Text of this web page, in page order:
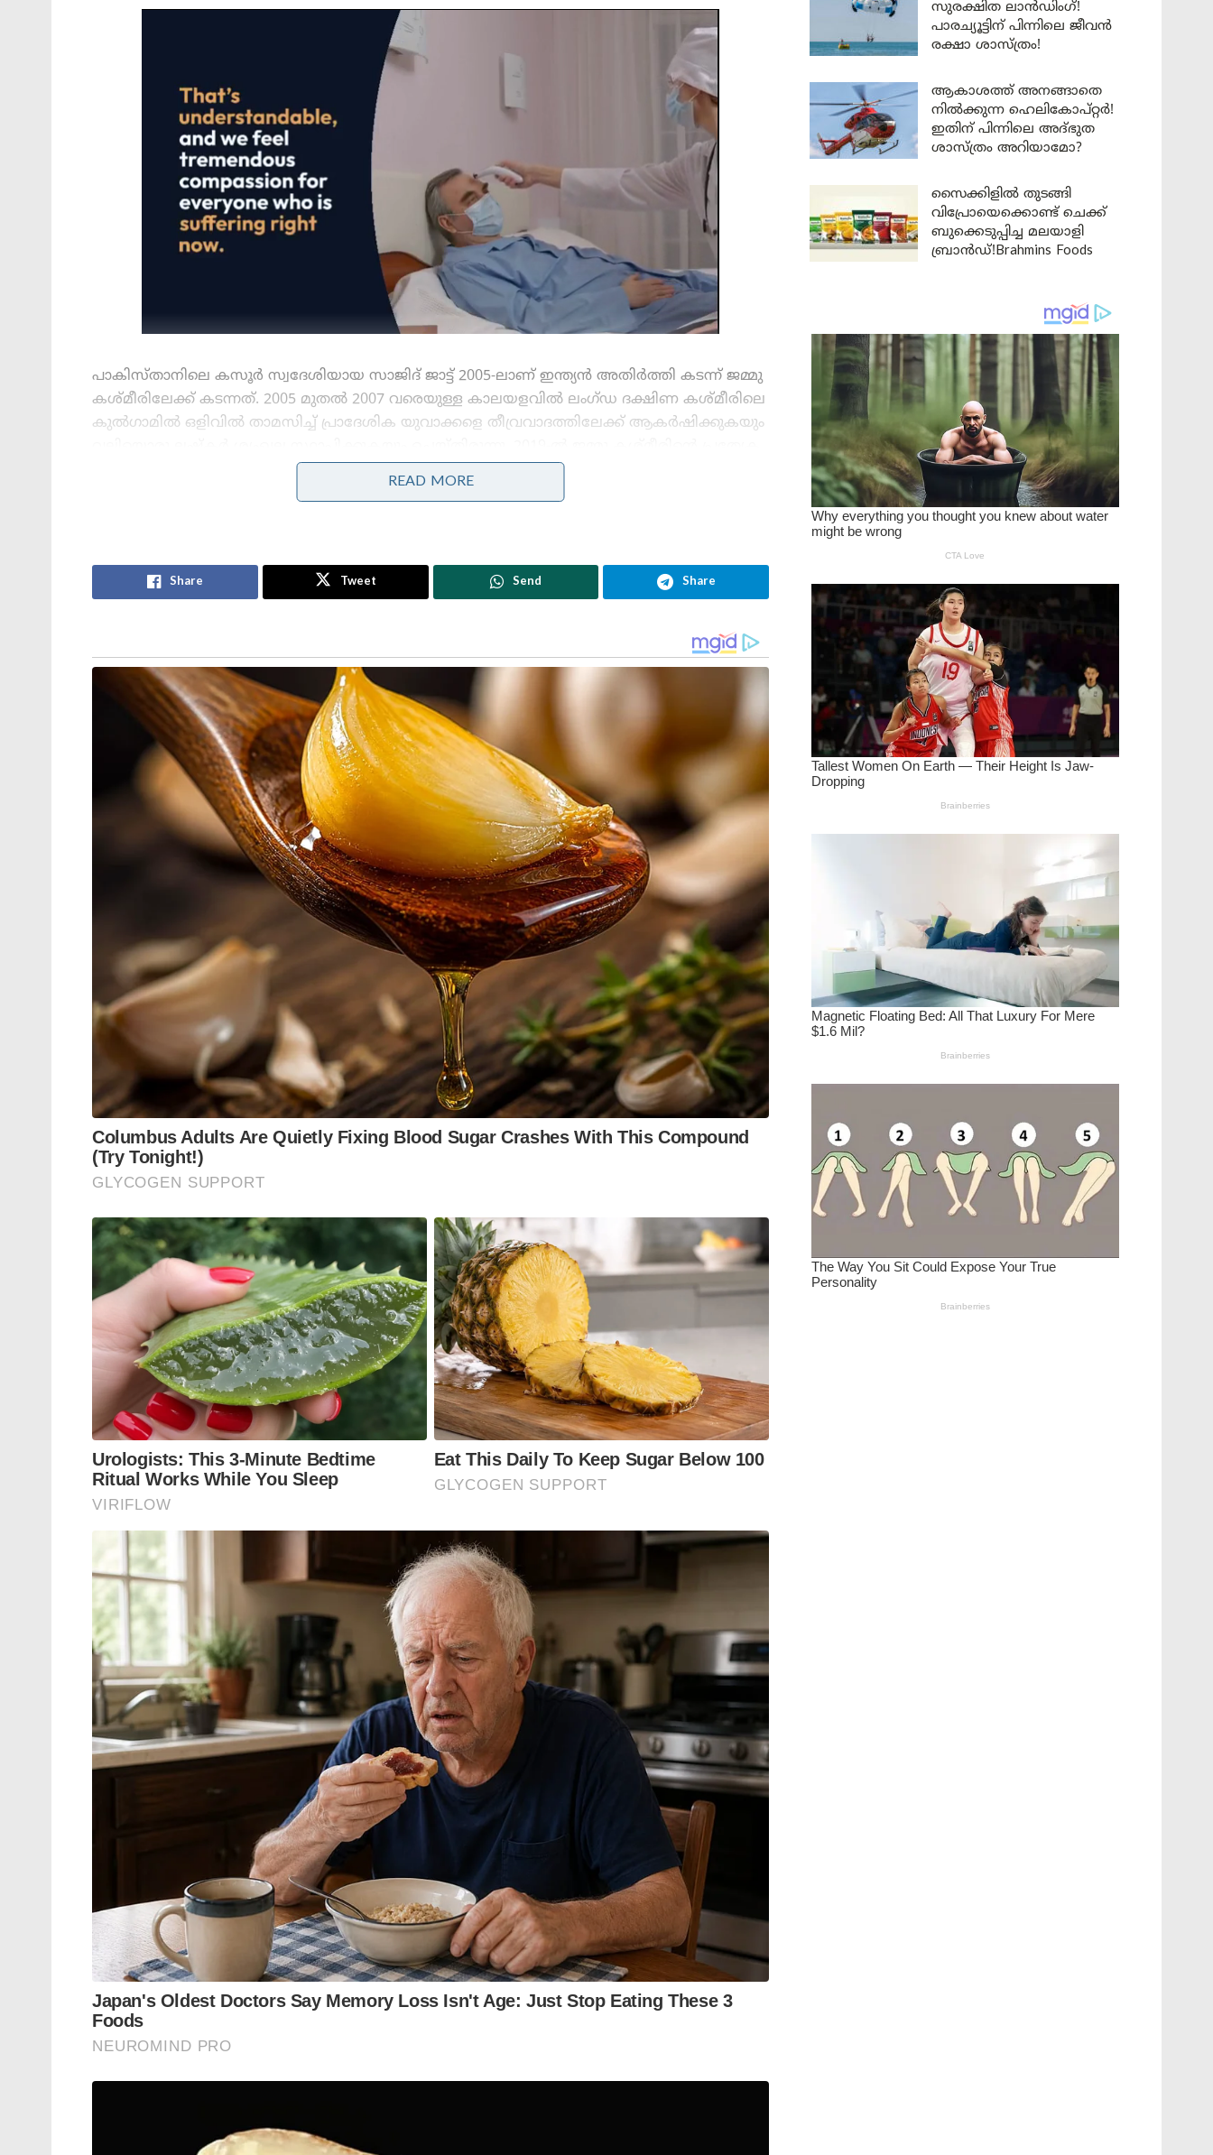
പാകിസ്താനിലെ കസൂർ സ്വദേശിയായ സാജിദ് ജാട്ട് 2005-ലാണ് ഇന്ത്യൻ അതിർത്തി കടന്ന് ജമ്മു
കശ്മീരിലേക്ക് കടന്നത്. 2005 മുതൽ 2007 വരെയുള്ള കാലയളവിൽ ലംഗ്ഡ ദക്ഷിണ കശ്മീരിലെ
കുൽഗാമിൽ ഒളിവിൽ താമസിച്ച് പ്രാദേശിക യുവാക്കളെ തീവ്രവാദത്തിലേക്ക് ആകർഷിക്കുകയും
പദവി (ആർട്ടിക്കിൾ 370) റദ്ദാക്കിയതിന് പിന്നാലെ, രാജ്യാന്തര സമ്മർദ്ദങ്ങളിൽ നിന്ന് ലഷ്കർ-ഇ-
നേതൃത്വത്തിലായിരുന്നു.
ജന്തർ മന്തറിൽ പ്രതിഷേധങ്ങൾക്ക്
വിലക്ക് ഏർപ്പെടുത്തണമെന്ന് ഹർജി ;
കേന്ദ്ര സർക്കാരിനോട് നിലപാട് തേടി
കോടതി
‘മുട്ടയെ പേടിക്കുന്നത് എന്തിന്?
സ്വാതന്ത്ര്യ സമര സേനാനികൾ
വെടിയുണ്ടകൾ പോലും
ഏറ്റുവാങ്ങിയിരുന്നു’ ; മഹുവാ
മൊയ്ത്രയെ പരിഹസിച്ച് സുപ്രീം
കോടതി
ലാഹോറിലിരുന്ന് സാജിദ് ജാട്ട് ഭീകരർക്ക് കൃത്യമായ
ലൊക്കേഷൻ വിവരങ്ങൾ കൈമാറുകയും ഫോൺ
വഴി ആക്രമണം തത്സമയം നിയന്ത്രിക്കുകയും
ചെയ്തുവെന്ന് എൻഐഎ കണ്ടെത്തിയിട്ടുണ്ട്. ചില
തദ്ദേശീയരുടെ സഹായം ഭീകരർക്ക്
ലഭിച്ചില്ലായിരുന്നുവെങ്കിൽ ഈ ദുരന്തം
ഒഴിവാക്കാമായിരുന്നുവെന്ന് എൻഐഎ
കുറ്റപത്രത്തിൽ വ്യക്തമാക്കുന്നു. ആക്രമണത്തിന്
തൊട്ടുമുമ്പത്തെ ദിവസം ഫൈസൽ ജാട്ട്
(സുലൈമാൻ ഷാ), ഹബീബ് താഹിർ (ജിബ്രാൻ),
ഹംസ അഫ്ഗാനി എന്നീ മൂന്ന് പാക് ഭീകരർ
പഹൽഗാമിൽ എത്തിയിരുന്നു. ആയുധങ്ങൾ നിറഞ്ഞ ബാഗുകളുമായി എത്തിയ ഇവരെ
തദ്ദേശീയരായ പർവേസ് അഹമ്മദ്, ബഷീർ അഹമ്മദ് ജോഥർ എന്നീ രണ്ട് ഗൈഡുകൾ
തിരിച്ചറിഞ്ഞിട്ടും അധികൃതരെ അറിയിച്ചില്ല. പർവേസിന്റെ കാട്ടുപ്രദേശത്തെ താല്ക്കാലിക
കുടിലിൽ ഭീകരർക്ക് 5 മണിക്കൂറോളം ഇവർ അഭയവും ഭക്ഷണവും നൽകിയെന്നും
കുറ്റപത്രത്തിൽ വ്യക്തമാക്കിയിട്ടുണ്ട്. ഈ രണ്ട് തദ്ദേശീയ സഹായികളെയും എൻഐഎ അറസ്റ്റ്
ചെയ്തിട്ടുണ്ട്.
jammu kashmir pakistan NIA lashkar e thoiba pahalgam terror attack LET commander langda
READ MORE
Share Tweet Send Share
സുരക്ഷിത ലാൻഡിംഗ്!
പാരച്യൂട്ടിന് പിന്നിലെ ജീവൻ
രക്ഷാ ശാസ്ത്രം!
ആകാശത്ത് അനങ്ങാതെ
നില്‍ക്കുന്ന ഹെലികോപ്റ്റര്‍!
ഇതിന് പിന്നിലെ അദ്ഭുത
ശാസ്ത്രം അറിയാമോ?
സൈക്കിളിൽ തുടങ്ങി
വിപ്രോയെക്കൊണ്ട് ചെക്ക്
ബുക്കെടുപ്പിച്ച മലയാളി
ബ്രാൻഡ്!Brahmins Foods